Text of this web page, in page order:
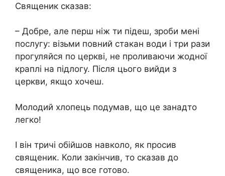
Священик сказав:
– Добре, але перш ніж ти підеш, зроби мені
послугу: візьми повний стакан води і три рази
прогуляйся по церкві, не проливаючи жодної
краплі на підлогу. Після цього вийди з
церкви, якщо хочеш.
Молодий хлопець подумав, що це занадто
легко!
І він тричі обійшов навколо, як просив
священик. Коли закінчив, то сказав до
священика, що все готово.